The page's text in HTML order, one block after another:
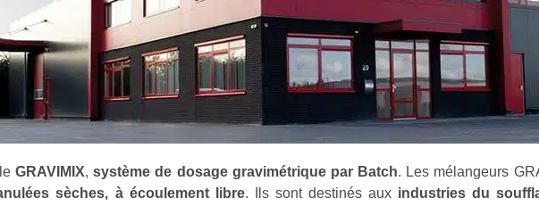
GRAVIMIX,système de dosage gravimétrique par Batch. Les mélangeurs
sèches, à écoulement libre. Ils sont destinés aux industries du